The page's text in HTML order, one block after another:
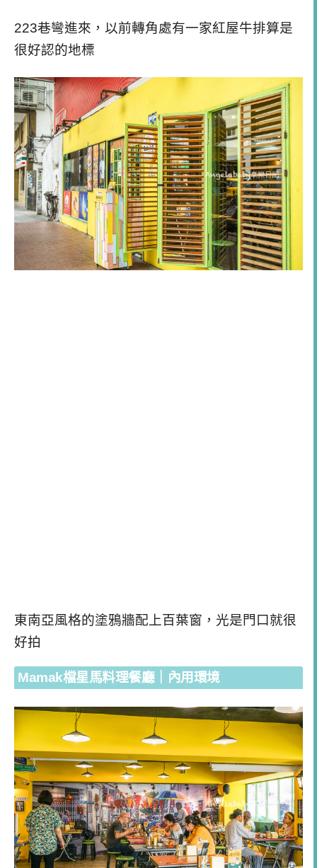
223巷彎進來，以前轉角處有一家紅屋牛排算是
很好認的地標
東南亞風格的塗鴉牆配上百葉窗，光是門口就很
好拍
Mamak檔星馬料理餐廳｜內用環境